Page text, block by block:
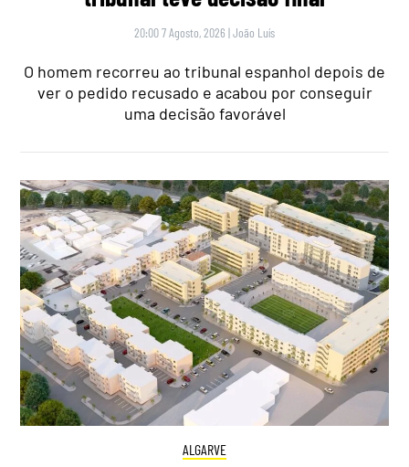
20:00 7 Agosto, 2026 |João Luís
O homem recorreu ao tribunal espanhol depois de
ver o pedido recusado e acabou por conseguir
uma decisão favorável
ALGARVE